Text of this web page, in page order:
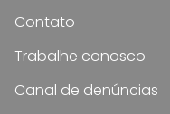
Contato
Trabalhe conosco
Canal de denúncias